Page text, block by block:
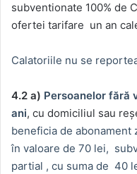
subventionate 100% de
ofertei tarifare un an
Calatoriile nu se
4.2 a) Persoanelor fără
ani, cu domiciliul sau
beneficia de abonament
în valoare de 70 lei,
partial , cu suma de 40